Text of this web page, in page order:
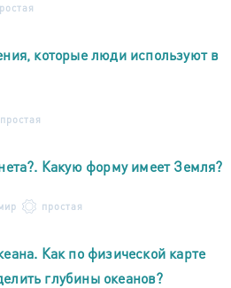
которые люди используют в
простая
Какую форму имеет Земля?
простая
Как по физической карте
глубины океанов?